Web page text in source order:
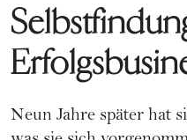
Neun Jahre später hat